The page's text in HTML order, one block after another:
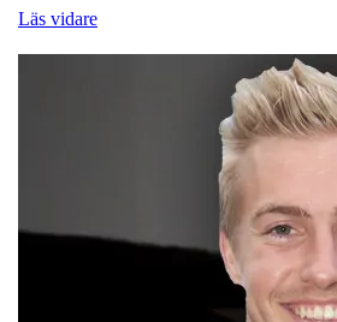
Läs vidare